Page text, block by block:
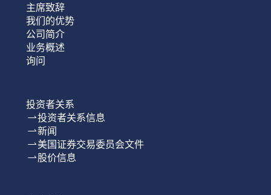
主席致辞
我们的优势
公司简介
业务概述
询问
投资者关系
投资者关系信息
新闻
美国证券交易委员会文件
股价信息